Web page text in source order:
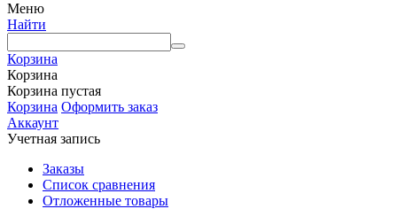
Меню
Найти
Корзина
Корзина
Корзина пустая
Корзина Оформить заказ
Аккаунт
Учетная запись
Заказы
Список сравнения
Отложенные товары